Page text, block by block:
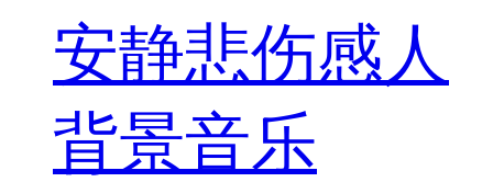
安静悲伤感人
背景音乐